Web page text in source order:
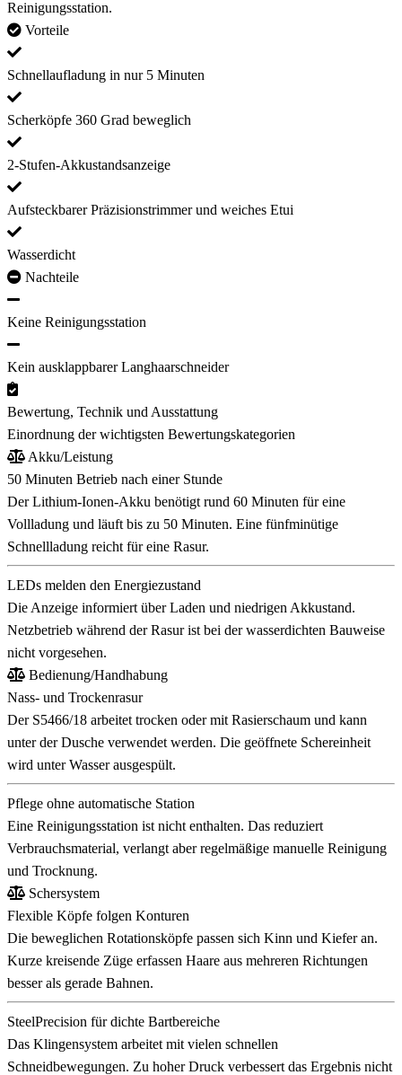
Reinigungsstation.
Vorteile
Schnellaufladung in nur 5 Minuten
Scherköpfe 360 Grad beweglich
2-Stufen-Akkustandsanzeige
Aufsteckbarer Präzisionstrimmer und weiches Etui
Wasserdicht
Nachteile
Keine Reinigungsstation
Kein ausklappbarer Langhaarschneider
Bewertung, Technik und Ausstattung
Einordnung der wichtigsten Bewertungskategorien
Akku/Leistung
50 Minuten Betrieb nach einer Stunde
Der Lithium-Ionen-Akku benötigt rund 60 Minuten für eine
Vollladung und läuft bis zu 50 Minuten. Eine fünfminütige
Schnellladung reicht für eine Rasur.
LEDs melden den Energiezustand
Die Anzeige informiert über Laden und niedrigen Akkustand.
Netzbetrieb während der Rasur ist bei der wasserdichten Bauweise
nicht vorgesehen.
Bedienung/Handhabung
Nass- und Trockenrasur
Der S5466/18 arbeitet trocken oder mit Rasierschaum und kann
unter der Dusche verwendet werden. Die geöffnete Schereinheit
wird unter Wasser ausgespült.
Pflege ohne automatische Station
Eine Reinigungsstation ist nicht enthalten. Das reduziert
Verbrauchsmaterial, verlangt aber regelmäßige manuelle Reinigung
und Trocknung.
Schersystem
Flexible Köpfe folgen Konturen
Die beweglichen Rotationsköpfe passen sich Kinn und Kiefer an.
Kurze kreisende Züge erfassen Haare aus mehreren Richtungen
besser als gerade Bahnen.
SteelPrecision für dichte Bartbereiche
Das Klingensystem arbeitet mit vielen schnellen
Schneidbewegungen. Zu hoher Druck verbessert das Ergebnis nicht